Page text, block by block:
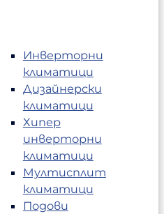
Инверторни
климатици
Дизайнерски
климатици
Хипер
инверторни
климатици
Мултисплит
климатици
Подови